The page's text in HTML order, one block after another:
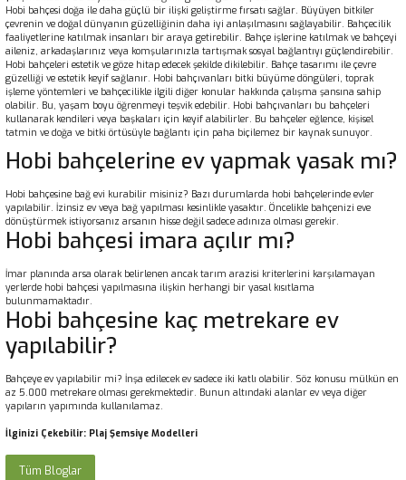
Hobi bahçesi doğa ile daha güçlü bir ilişki geliştirme fırsatı sağlar. Büyüyen bitkiler
çevrenin ve doğal dünyanın güzelliğinin daha iyi anlaşılmasını sağlayabilir. Bahçecilik
faaliyetlerine katılmak insanları bir araya getirebilir. Bahçe işlerine katılmak ve bahçeyi
aileniz, arkadaşlarınız veya komşularınızla tartışmak sosyal bağlantıyı güçlendirebilir.
Hobi bahçeleri estetik ve göze hitap edecek şekilde dikilebilir. Bahçe tasarımı ile çevre
güzelliği ve estetik keyif sağlanır. Hobi bahçıvanları bitki büyüme döngüleri, toprak
işleme yöntemleri ve bahçecilikle ilgili diğer konular hakkında çalışma şansına sahip
olabilir. Bu, yaşam boyu öğrenmeyi teşvik edebilir. Hobi bahçıvanları bu bahçeleri
kullanarak kendileri veya başkaları için keyif alabilirler. Bu bahçeler eğlence, kişisel
tatmin ve doğa ve bitki örtüsüyle bağlantı için paha biçilemez bir kaynak sunuyor.
Hobi bahçelerine ev yapmak yasak mı?
Hobi bahçesine bağ evi kurabilir misiniz? Bazı durumlarda hobi bahçelerinde evler
yapılabilir. İzinsiz ev veya bağ yapılması kesinlikle yasaktır. Öncelikle bahçenizi eve
dönüştürmek istiyorsanız arsanın hisse değil sadece adınıza olması gerekir.
Hobi bahçesi imara açılır mı?
İmar planında arsa olarak belirlenen ancak tarım arazisi kriterlerini karşılamayan
yerlerde hobi bahçesi yapılmasına ilişkin herhangi bir yasal kısıtlama
bulunmamaktadır.
Hobi bahçesine kaç metrekare ev
yapılabilir?
Bahçeye ev yapılabilir mi? İnşa edilecek ev sadece iki katlı olabilir. Söz konusu mülkün en
az 5.000 metrekare olması gerekmektedir. Bunun altındaki alanlar ev veya diğer
yapıların yapımında kullanılamaz.
İlginizi Çekebilir: Plaj Şemsiye Modelleri
Tüm Bloglar